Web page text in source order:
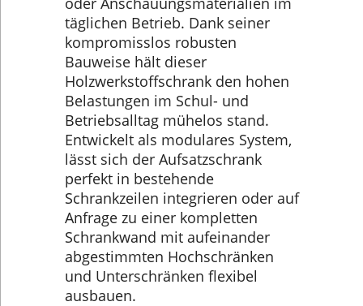
täglichen Betrieb. Dank seiner
kompromisslos robusten
Bauweise hält dieser
Holzwerkstoffschrank den hohen
Belastungen im Schul- und
Betriebsalltag mühelos stand.
Entwickelt als modulares System,
lässt sich der Aufsatzschrank
perfekt in bestehende
Schrankzeilen integrieren oder auf
Anfrage zu einer kompletten
Schrankwand mit aufeinander
abgestimmten Hochschränken
und Unterschränken flexibel
ausbauen.